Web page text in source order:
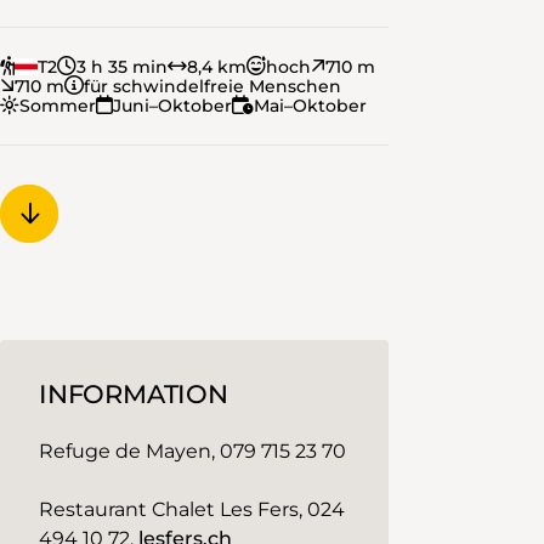
T2 3 h 35 min 8,4 km hoch
710 m
710 m
für schwindelfreie Menschen
Sommer
Juni–Oktober Mai–Oktober
INFORMATION
Refuge de Mayen, 079 715 23 70
Restaurant Chalet Les Fers, 024
494 10 72, lesfers.ch